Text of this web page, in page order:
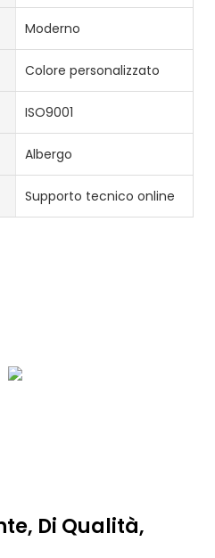
Moderno
Colore personalizzato
ISO9001
Albergo
Supporto tecnico online
Di Qualità,